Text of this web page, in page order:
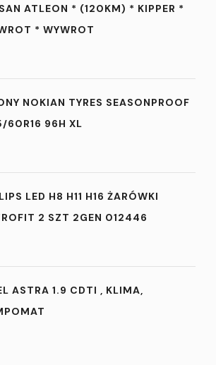
ATLEON * (120KM) * KIPPER *
* WYWROT
NOKIAN TYRES SEASONPROOF
60R16 96H XL
LED H8 H11 H16 ŻARÓWKI
2 SZT 2GEN 012446
ASTRA 1.9 CDTI , KLIMA,